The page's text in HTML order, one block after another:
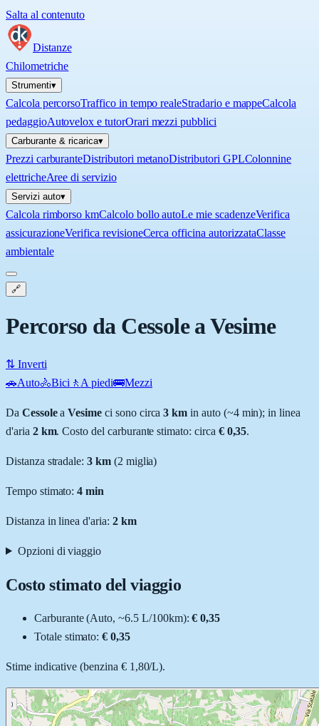
Salta al contenuto
Distanze
Chilometriche
Strumenti▾
Calcola percorsoTraffico in tempo realeStradario e mappeCalcola
pedaggioAutovelox e tutorOrari mezzi pubblici
Carburante & ricarica▾
Prezzi carburanteDistributori metanoDistributori GPLColonnine
elettricheAree di servizio
Servizi auto▾
Calcola rimborso kmCalcolo bollo autoLe mie scadenzeVerifica
assicurazioneVerifica revisioneCerca officina autorizzataClasse
ambientale
🔗
Percorso da Cessole a Vesime
⇅ Inverti
🚗Auto🚴Bici 🚶 A piedi🚌Mezzi
Da CessoleaVesime ci sono circa 3 km in auto (~4 min); in linea
d'aria 2km. Costo del carburante stimato: circa € 0,35.
Distanza stradale:3 km (2 miglia)
Tempo stimato:4 min
Distanza in linea d'aria: 2km
Opzioni di viaggio
Costo stimato del viaggio
Carburante (Auto, ~6.5 L/100km): € 0,35
Totale stimato:€ 0,35
Stime indicative (benzina € 1,80/L).